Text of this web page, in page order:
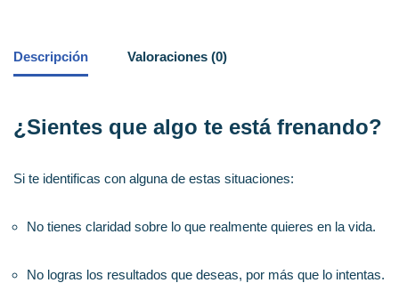
Descripción Valoraciones (0)
¿Sientes que algo te está frenando?
Si te identificas con alguna de estas situaciones:
No tienes claridad sobre lo que realmente quieres en la vida.
No logras los resultados que deseas, por más que lo intentas.